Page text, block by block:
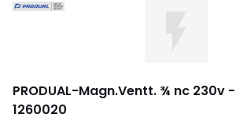
PRODUAL-Magn.Ventt. ¾ nc 230v
1260020